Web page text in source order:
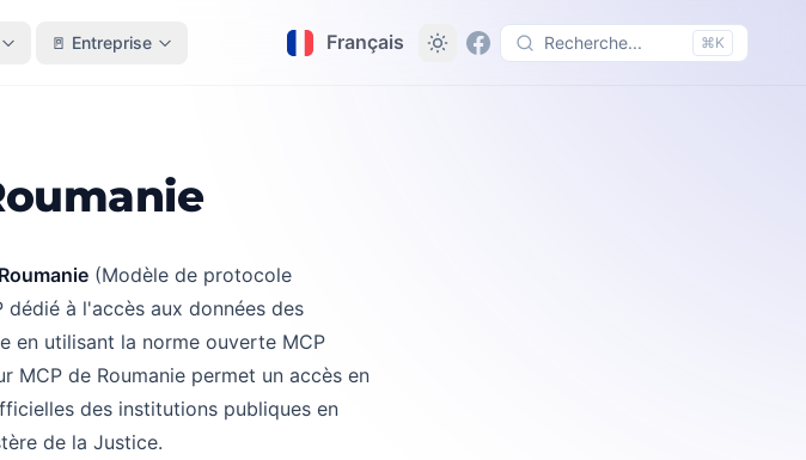
🚪 Entreprise Français Recherche... ⌘K
(Modèle de protocole
à l'accès aux données des
en utilisant la norme ouverte MCP
MCP de Roumanie permet un accès en
des institutions publiques en
de la Justice.